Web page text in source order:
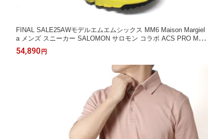
FINAL SALE25AWモデルエムエムシックス MM6 Maison Margiel
a メンズ スニーカー SALOMON サロモン コラボ ACS PRO MM6
【HB006 イエロー+ブラック】S59WS0214 P6163 HB006/【2025
-26AW】m-shoes
54,890円